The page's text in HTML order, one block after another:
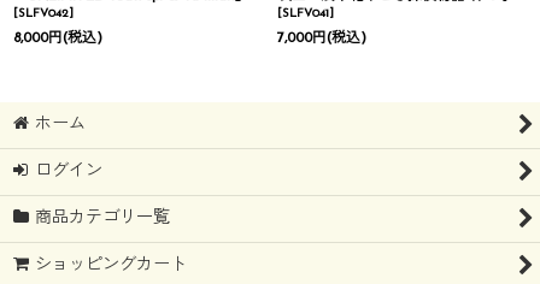
[SLFV042]
8,000円(税込)
[SLFV041]
7,000円(税込)
ホーム
ログイン
商品カテゴリ一覧
ショッピングカート